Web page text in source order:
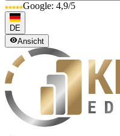
Google: 4,9/5
DE
Ansicht